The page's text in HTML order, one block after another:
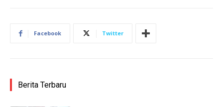
Facebook Twitter
Berita Terbaru